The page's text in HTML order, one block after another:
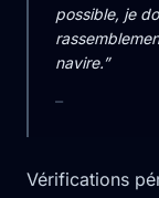
possible, je
navire.”
—
Vérifications